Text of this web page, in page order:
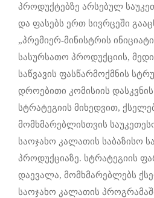
პროდუქტებზე არსებულ
და ფასებს ერთ სივრცეში
„პრემიერ-მინისტრის
სასურსათო პროდუქციის,
საწვავის ფასწარმოქმნის
დროებითი კომისიის
სტრატეგიის მიხედვით,
მომხმარებლისთვის
საოჯახო კალათის საბაზისო
პროდუქციაზე. სტრატეგიის
დაევალა, მომხმარებლებს
საოჯახო კალათის